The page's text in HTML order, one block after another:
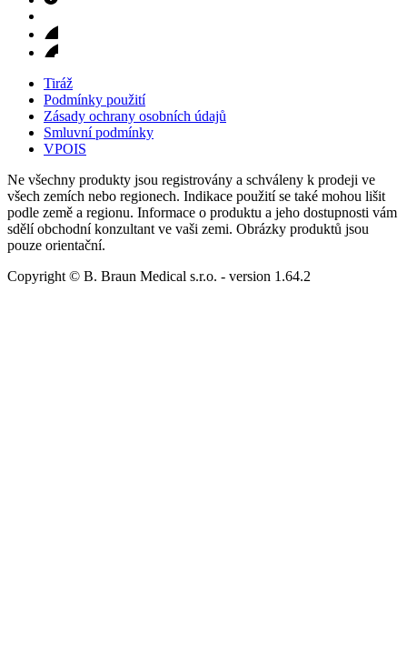
Tiráž
Podmínky použití
Zásady ochrany osobních údajů
Smluvní podmínky
VPOIS
Ne všechny produkty jsou registrovány a schváleny k prodeji ve
všech zemích nebo regionech. Indikace použití se také mohou lišit
podle země a regionu. Informace o produktu a jeho dostupnosti vám
sdělí obchodní konzultant ve vaši zemi. Obrázky produktů jsou
pouze orientační.
Copyright © B. Braun Medical s.r.o. - version 1.64.2